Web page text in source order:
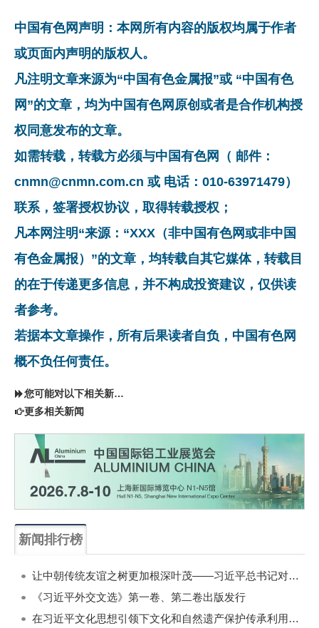
中国有色网声明：本网所有内容的版权均属于作者
或页面内声明的版权人。
凡注明文章来源为“中国有色金属报”或 “中国有色
网”的文章，均为中国有色网原创或者是合作机构授
权同意发布的文章。
如需转载，转载方必须与中国有色网（ 邮件：
cnmn@cnmn.com.cn 或 电话：010-63971479）
联系，签署授权协议，取得转载授权；
凡本网注明“来源：“XXX（非中国有色网或非中国
有色金属报）”的文章，均转载自其它媒体，转载目
的在于传递更多信息，并不构成投资建议，仅供读
者参考。
若据本文章操作，所有后果读者自负，中国有色网
概不负任何责任。
您可能对以下相关新闻同样感兴趣
更多相关新闻
新闻排行榜
让中朝传统友谊之树更加根深叶茂——习近平总书记对朝鲜进行国事访问纪实
《习近平外交文选》第一卷、第二卷出版发行
在习近平文化思想引领下文化和自然遗产保护传承利用工作开创新局面